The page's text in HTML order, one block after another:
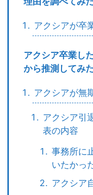
アクシアが卒
アクシア卒業し
から推測してみ
アクシアが無
アクシア引
表の内容
事務所に
いたかっ
アクシア